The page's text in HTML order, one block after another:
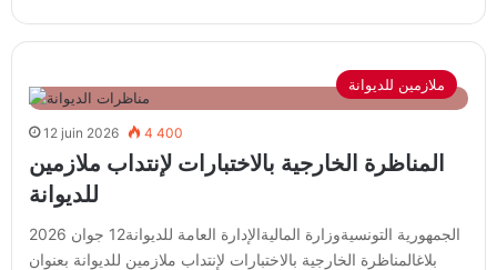
ملازمين للديوانة
12 juin 2026 4 400
المناظرة الخارجية بالاختبارات لإنتداب ملازمين
للديوانة
الجمهورية التونسيةوزارة الماليةالإدارة العامة للديوانة12 جوان 2026
بلاغالمناظرة الخارجية بالاختبارات لإنتداب ملازمين للديوانة بعنوان